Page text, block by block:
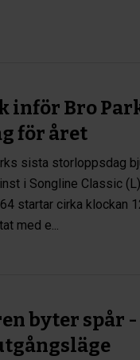
inför Bro
för året
sista storloppsdag
i Songline Classic (L).
startar cirka klockan
med e...
byter spår